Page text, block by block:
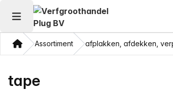
Hoofdmenu openen
ThuisAssortiment afplakken, afdekken,
tape